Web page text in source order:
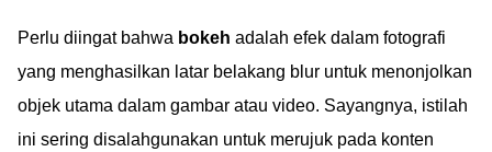
Perlu diingat bahwa bokeh adalah efek dalam fotografi
yang menghasilkan latar belakang blur untuk menonjolkan
objek utama dalam gambar atau video. Sayangnya, istilah
ini sering disalahgunakan untuk merujuk pada konten